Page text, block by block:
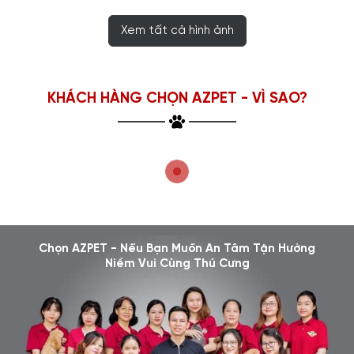
Xem tất cả hình ảnh
KHÁCH HÀNG CHỌN AZPET - VÌ SAO?
Chọn AZPET - Nếu Bạn Muốn An Tâm Tận Hưởng
Niềm Vui Cùng Thú Cưng